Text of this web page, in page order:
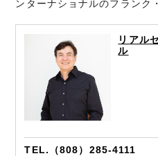
ンターナショナルのフランク
リアル
ル
TEL.（808）285-4111